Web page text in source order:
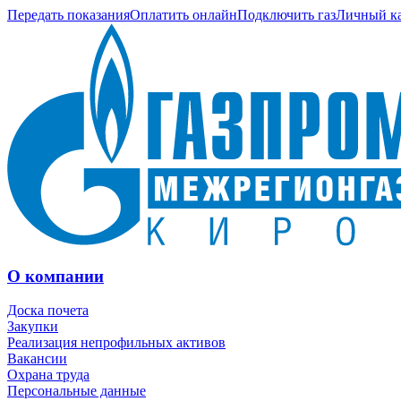
Передать показанияОплатить онлайнПодключить газЛичный
О компании
Доска почета
Закупки
Реализация непрофильных активов
Вакансии
Охрана труда
Персональные данные